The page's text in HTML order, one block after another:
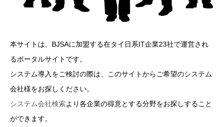
本サイトは、BJSAに加盟する在タイ日系IT企業23社で運営され
るポータルサイトです。
システム導入をご検討の際は、このサイトからご希望のシステム
会社様をお探しください。
システム会社検索より各企業の得意とする分野をお探しすること
ができます。